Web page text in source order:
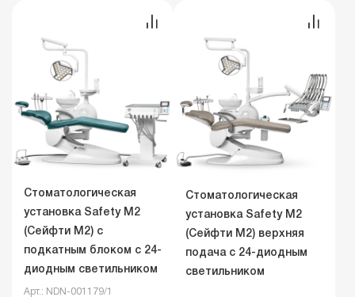
Стоматологическая
установка Safety M2
(Сейфти M2) с
подкатным блоком с 24-
диодным светильником
Арт.: NDN-001179/1
Стоматологическая
установка Safety M2
(Сейфти M2) верхняя
подача с 24-диодным
светильником